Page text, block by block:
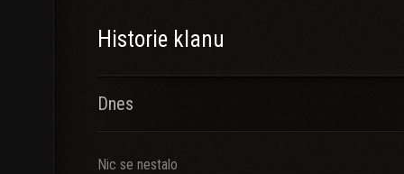
Historie klanu
Dnes
Nic se nestalo